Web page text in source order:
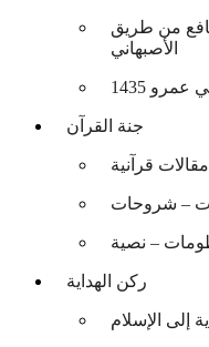
من طريق
الأصبهاني
1435
جنة القرآن
مقالات قرآنية
– شروحات
– نصية
ركن الهداية
إلى الإسلام